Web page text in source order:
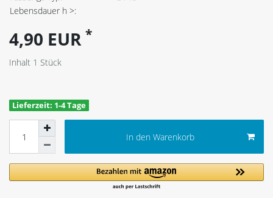
Lebensdauer h >:
4,90 EUR *
Inhalt 1 Stück
Lieferzeit: 1-4 Tage
In den Warenkorb